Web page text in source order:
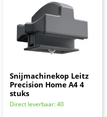
Snijmachinekop Leitz
Precision Home A4 4
stuks
Direct leverbaar: 40